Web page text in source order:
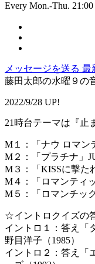
Every Mon.-Thu.
メッセージを送る 最
藤田太郎の水曜９の
2022/9/28 UP!
21時台テーマは『止
M１：「ナウ ロマン
M２：「プラチナ」
M３：「KISSに撃た
M４：「ロマンティ
M５：「ロマンチッ
☆イントロクイズの
イントロ１：答え「
野目洋子（1985）
イントロ２：答え「